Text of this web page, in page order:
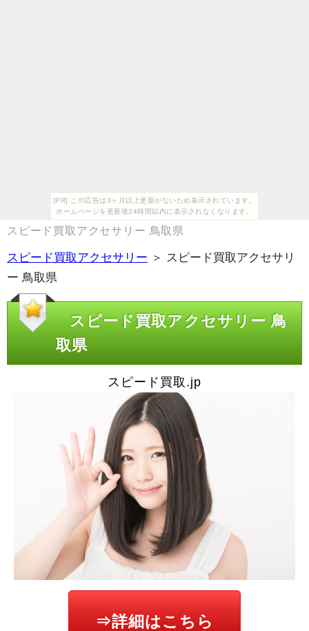
[PR] この広告は3ヶ月以上更新がないため表示されています。
ホームページを更新後24時間以内に表示されなくなります。
スピード買取アクセサリー 鳥取県
スピード買取アクセサリー ＞ スピード買取アクセサリ
ー 鳥取県
スピード買取アクセサリー 鳥
取県
スピード買取.jp
⇒詳細はこちら